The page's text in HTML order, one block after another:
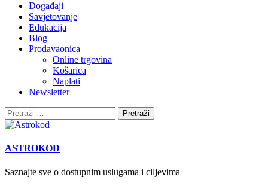
Događaji
Savjetovanje
Edukacija
Blog
Prodavaonica
Online trgovina
Košarica
Naplati
Newsletter
Pretraži:
ASTROKOD
Saznajte sve o dostupnim uslugama i ciljevima